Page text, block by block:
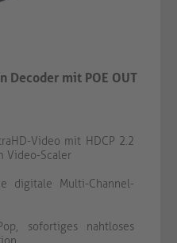
Decoder mit POE OUT
Video mit HDCP 2.2
Video-Scaler
digitale Multi-Channel-
sofortiges nahtloses